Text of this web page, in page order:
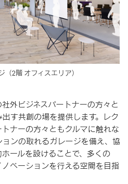
（2階 オフィスエリア）
外ビジネスパートナーの方々と
す共創の場を提供します。レク
ナーの方々ともクルマに触れな
ンの取れるガレージを備え、協
ールを設けることで、多くの
ベーションを行える空間を目指